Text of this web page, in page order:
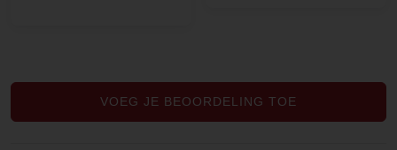
VOEG JE BEOORDELING TOE